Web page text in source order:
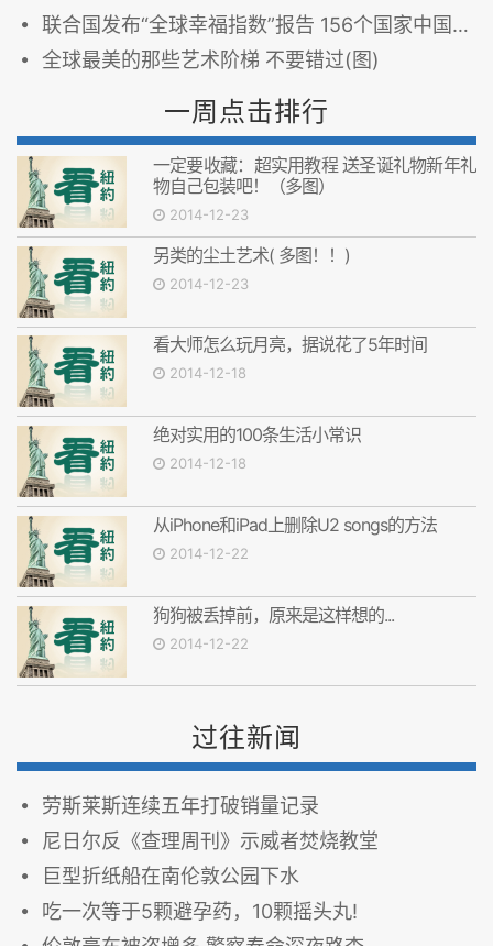
联合国发布“全球幸福指数”报告 156个国家中国超越奴隶制社会位居第112位
全球最美的那些艺术阶梯 不要错过(图)
一周点击排行
一定要收藏：超实用教程 送圣诞礼物新年礼
物自己包装吧！（多图）
2014-12-23
另类的尘土艺术( 多图！！)
2014-12-23
看大师怎么玩月亮，据说花了5年时间
2014-12-18
绝对实用的100条生活小常识
2014-12-18
从iPhone和iPad上删除U2 songs的方法
2014-12-22
狗狗被丢掉前，原来是这样想的...
2014-12-22
过往新闻
劳斯莱斯连续五年打破销量记录
尼日尔反《查理周刊》示威者焚烧教堂
巨型折纸船在南伦敦公园下水
吃一次等于5颗避孕药，10颗摇头丸!